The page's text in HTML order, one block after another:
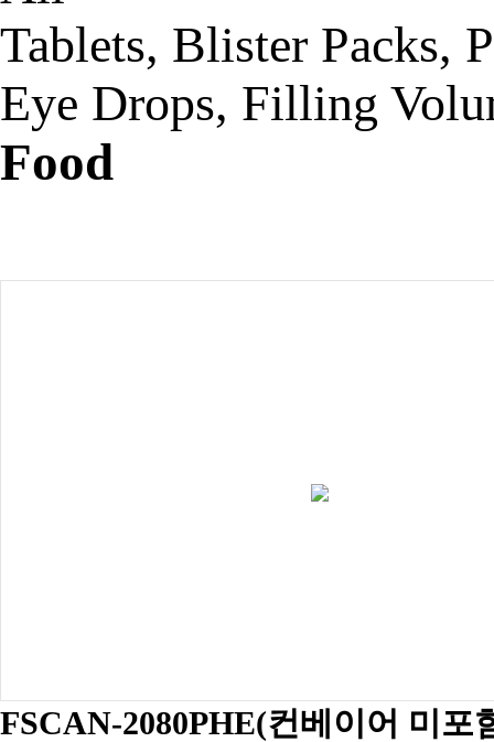
Tablets, Blister Packs,
Eye Drops, Filling
Food
FSCAN-2080PHE(컨베이어 미포